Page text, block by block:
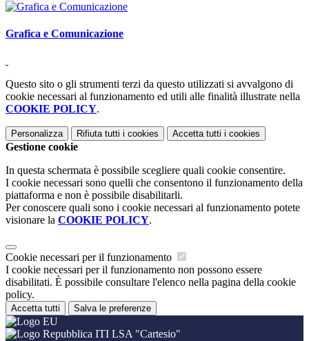
Grafica e Comunicazione
Questo sito o gli strumenti terzi da questo utilizzati si avvalgono di
cookie necessari al funzionamento ed utili alle finalità illustrate nella
COOKIE POLICY.
Personalizza Rifiuta tutti i cookies Accetta tutti i cookies
Gestione cookie
In questa schermata è possibile scegliere quali cookie consentire.
I cookie necessari sono quelli che consentono il funzionamento della
piattaforma e non è possibile disabilitarli.
Per conoscere quali sono i cookie necessari al funzionamento potete
visionare la COOKIE POLICY.
Cookie necessari per il funzionamento
I cookie necessari per il funzionamento non possono essere
disabilitati. È possibile consultare l'elenco nella pagina della cookie
policy.
Accetta tutti Salva le preferenze
ITI LSA "Cartesio"